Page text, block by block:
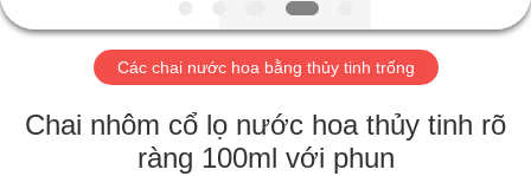
VIDEO
CHƯƠNG
Các chai nước hoa bằng thủy tinh trống
Chai nhôm cổ lọ nước hoa thủy tinh rõ
ràng 100ml với phun